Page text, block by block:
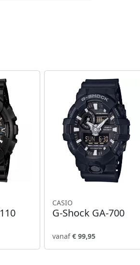
CASIO
G-Shock GA-700
vanaf€ 99,95